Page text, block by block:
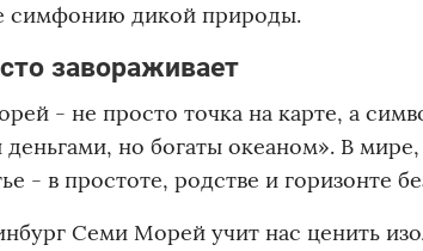
симфонию дикой природы.
завораживает
- не просто точка на карте, а
но богаты океаном». В
- в простоте, родстве и горизонте
Семи Морей учит нас ценить